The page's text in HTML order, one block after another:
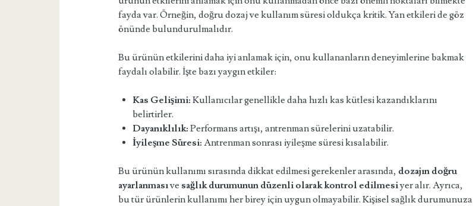
fayda var. Örneğin, doğru dozaj ve kullanım süresi oldukça kritik. Yan etkileri de göz
önünde bulundurulmalıdır.
Bu ürünün etkilerini daha iyi anlamak için, onu kullananların deneyimlerine bakmak
faydalı olabilir. İşte bazı yaygın etkiler:
Kas Gelişimi: Kullanıcılar genellikle daha hızlı kas kütlesi kazandıklarını
belirtirler.
Dayanıklılık: Performans artışı, antrenman sürelerini uzatabilir.
İyileşme Süresi: Antrenman sonrası iyileşme süresi kısalabilir.
Bu ürünün kullanımı sırasında dikkat edilmesi gerekenler arasında, dozajın doğru
ayarlanmasıve sağlık durumunun düzenli olarak kontrol edilmesiyer alır. Ayrıca,
bu tür ürünlerin kullanımı her birey için uygun olmayabilir. Kişisel sağlık durumunuza